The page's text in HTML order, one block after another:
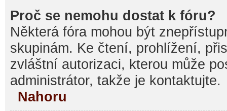
Proč se nemohu dostat k fóru?
Některá fóra mohou být
skupinám. Ke čtení, prohlížení,
zvláštní autorizaci, kterou může
administrátor, takže je kontaktujte.
Nahoru